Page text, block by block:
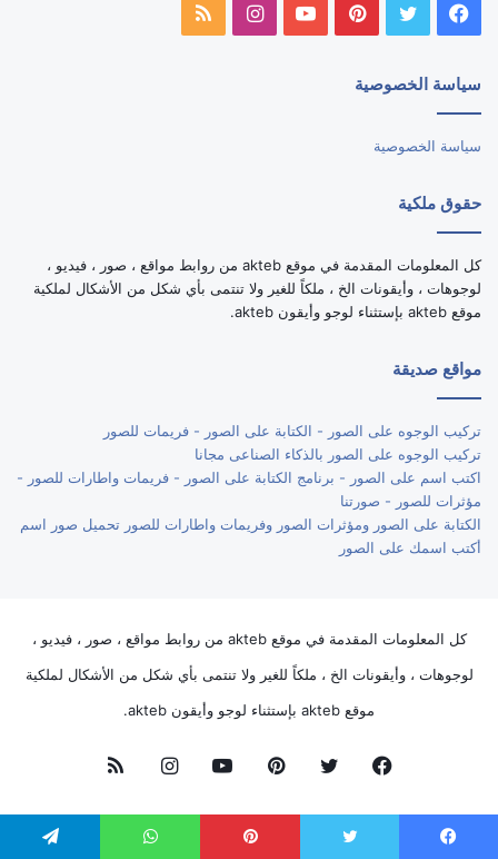
فيسبوك تويتر بينتيريستيوتيوبانستقرامملخص
سياسة الخصوصية
سياسة الخصوصية
حقوق ملكية
كل المعلومات المقدمة في موقع akteb من روابط مواقع ، صور ، فيديو ،
لوجوهات ، وأيقونات الخ ، ملكاً للغير ولا تنتمى بأي شكل من الأشكال لملكية
موقع akteb بإستثناء لوجو وأيقون akteb.
مواقع صديقة
تركيب الوجوه على الصور - الكتابة على الصور - فريمات للصور
تركيب الوجوه على الصور بالذكاء الصناعى مجانا
اكتب اسم على الصور - برنامج الكتابة على الصور - فريمات واطارات للصور -
مؤثرات للصور - صورتنا
الكتابة على الصور ومؤثرات الصور وفريمات واطارات للصور تحميل صور اسم
أكتب اسمك على الصور
كل المعلومات المقدمة في موقع akteb من روابط مواقع ، صور ، فيديو ،
لوجوهات ، وأيقونات الخ ، ملكاً للغير ولا تنتمى بأي شكل من الأشكال لملكية
موقع akteb بإستثناء لوجو وأيقون akteb.
فيسبوك تويتر بينتيريستيوتيوبانستقرامملخص
الموقع